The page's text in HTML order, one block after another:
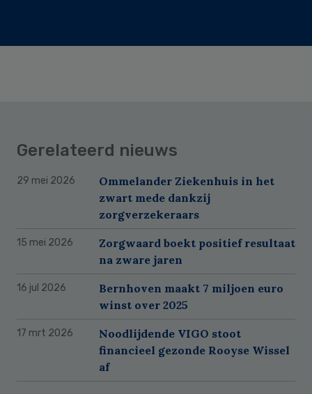
Gerelateerd nieuws
29 mei 2026
Ommelander Ziekenhuis in het
zwart mede dankzij
zorgverzekeraars
15 mei 2026
Zorgwaard boekt positief resultaat
na zware jaren
16 jul 2026
Bernhoven maakt 7 miljoen euro
winst over 2025
17 mrt 2026
Noodlijdende VIGO stoot
financieel gezonde Rooyse Wissel
af